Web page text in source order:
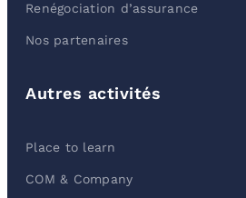
Renégociation d’assurance
Nos partenaires
Autres activités
Place to learn
COM & Company